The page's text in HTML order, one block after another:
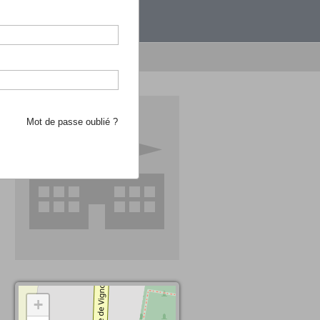
recherche d'école
+
Mot de passe oublié ?